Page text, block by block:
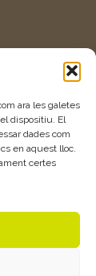
ara les galetes
dispositiu. El
dades com
en aquest lloc.
certes